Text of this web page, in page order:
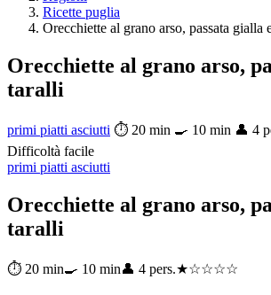
Ricette puglia
Orecchiette al grano arso, passata gialla
Orecchiette al grano arso,
taralli
primi piatti asciutti ⏱ 20 min 🍳 10 min 👤 4
Difficoltà facile
primi piatti asciutti
Orecchiette al grano arso,
taralli
⏱ 20 min🍳 10 min👤 4 pers.★☆☆☆☆